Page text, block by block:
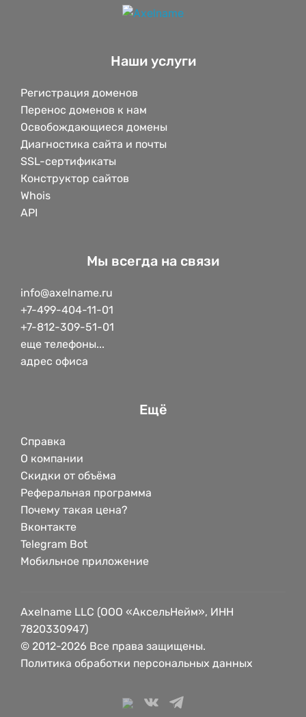
Наши услуги
Регистрация доменов
Перенос доменов к нам
Освобождающиеся домены
Диагностика сайта и почты
SSL-сертификаты
Конструктор сайтов
Whois
API
Мы всегда на связи
info@axelname.ru
+7-499-404-11-01
+7-812-309-51-01
еще телефоны...
адрес офиса
Ещё
Справка
О компании
Скидки от объёма
Реферальная программа
Почему такая цена?
Вконтакте
Telegram Bot
Мобильное приложение
Axelname LLC (ООО «АксельНейм», ИНН
7820330947)
© 2012-2026 Все права защищены.
Политика обработки персональных данных